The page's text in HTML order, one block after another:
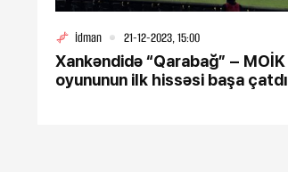
İdman 21-12-2023, 15:00
Xankəndidə “Qarabağ” – MOİK
oyununun ilk hissəsi başa çatdı